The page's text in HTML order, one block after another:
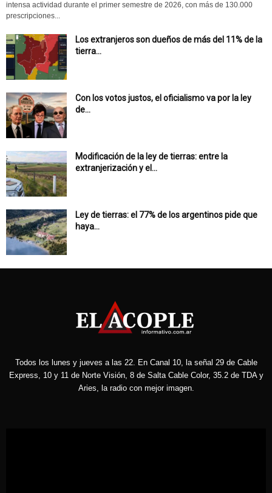
intensa actividad durante el primer semestre de 2026, con más de 130.000
prescripciones...
Los extranjeros son dueños de más del 11% de la
tierra...
Con los votos justos, el oficialismo va por la ley
de...
Modificación de la ley de tierras: entre la
extranjerización y el...
Ley de tierras: el 77% de los argentinos pide que
haya...
Todos los lunes y jueves a las 22. En Canal 10, la señal 29 de Cable
Express, 10 y 11 de Norte Visión, 8 de Salta Cable Color, 35.2 de TDA y
Aries, la radio con mejor imagen.